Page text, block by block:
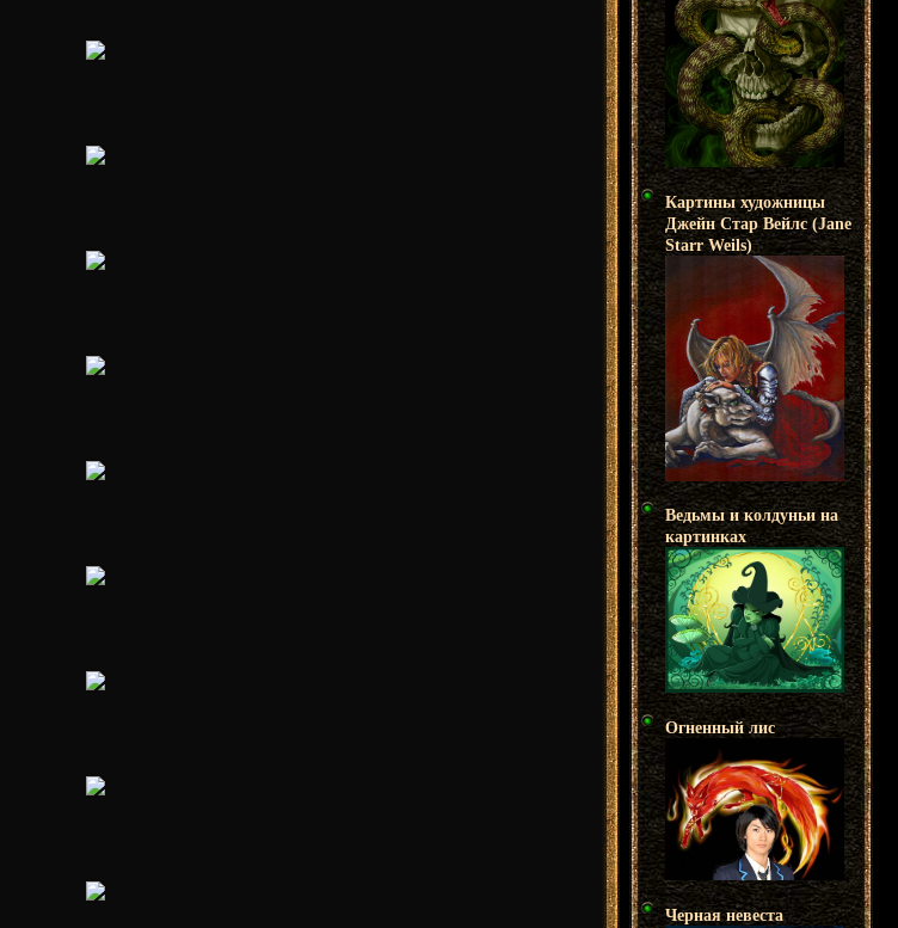
Картины художницы
Джейн Стар Вейлс (Jane
Starr Weils)
Ведьмы и колдуньи на
картинках
Огненный лис
Черная невеста